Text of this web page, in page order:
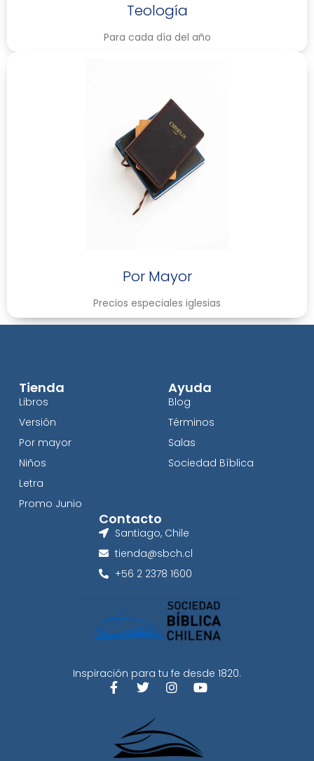
Teología
Para cada día del año
Por Mayor
Precios especiales iglesias
Inspiración para tu fe desde 1820.
Tienda
Libros
Versión
Por mayor
Niños
Letra
Promo Junio
Ayuda
Blog
Términos
Salas
Sociedad Bíblica
Contacto
Santiago, Chile
tienda@sbch.cl
+56 2 2378 1600